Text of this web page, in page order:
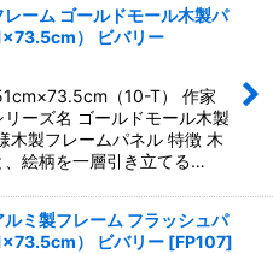
ーム ゴールドモール木製パ
） ビバリー
（10-T） 作家
ーズ名 ゴールドモール木製
木製フレームパネル 特徴 木
絵柄を一層引き立てる…
ミ製フレーム フラッシュパ
） ビバリー [FP107]